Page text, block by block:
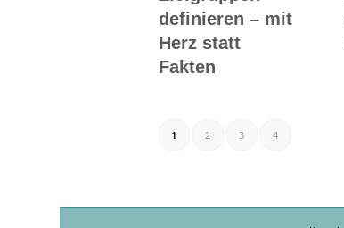
definieren – mit
Herz statt
Fakten
1 2 3 4